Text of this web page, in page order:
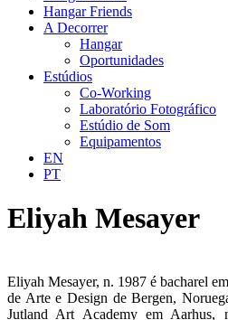
Hangar Friends
A Decorrer
Hangar
Oportunidades
Estúdios
Co-Working
Laboratório Fotográfico
Estúdio de Som
Equipamentos
EN
PT
Eliyah Mesayer
Eliyah Mesayer, n. 1987 é bacharel
de Arte e Design de Bergen,
Jutland Art Academy em Aarhus,